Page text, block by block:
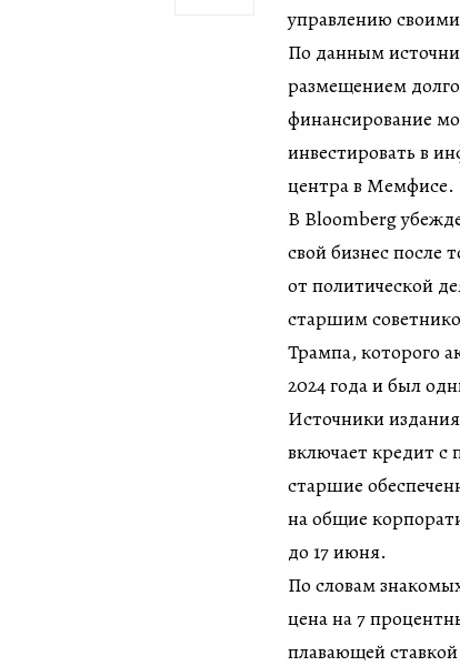
управлению
По данным
размещением
финансирование
инвестировать в
центра в Мемфисе.
В Bloomberg
свой бизнес после
от политической
старшим
Трампа, которого
2024 года и был
Источники
включает кредит с
старшие
на общие
до 17 июня.
По словам
цена на 7
плавающей